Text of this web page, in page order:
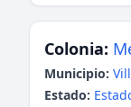
Colonia:
Municipio:
Estado: